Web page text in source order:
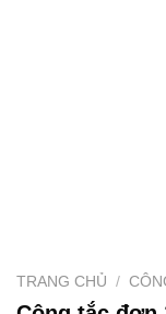
TRANG CHỦ /